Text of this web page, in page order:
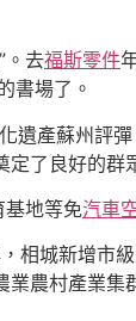
。去福斯零件
書場了。
遺產蘇州評
了良好的群
基地等免汽車
相城新增市
農村產業集